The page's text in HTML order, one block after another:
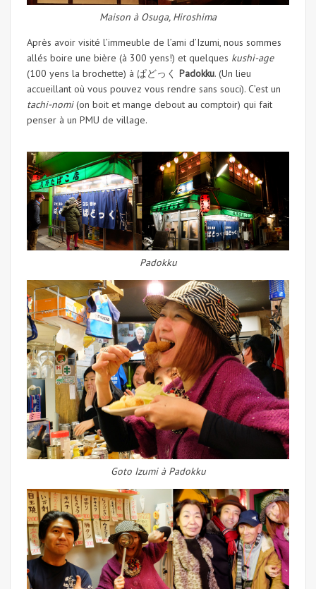
Maison à Osuga, Hiroshima
Après avoir visité l’immeuble de l’ami d’Izumi, nous sommes
allés boire une bière (à 300 yens!) et quelques kushi-age
(100 yens la brochette) à ぱどっく Padokku. (Un lieu
accueillant où vous pouvez vous rendre sans souci). C’est un
tachi-nomi(on boit et mange debout au comptoir) qui fait
penser à un PMU de village.
Padokku
Goto Izumi à Padokku